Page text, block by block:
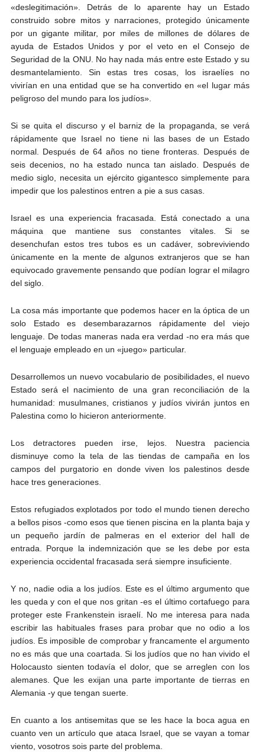
«deslegitimación». Detrás de lo aparente hay un Estado
construido sobre mitos y narraciones, protegido únicamente
por un gigante militar, por miles de millones de dólares de
ayuda de Estados Unidos y por el veto en el Consejo de
Seguridad de la ONU. No hay nada más entre este Estado y su
desmantelamiento. Sin estas tres cosas, los israelíes no
vivirían en una entidad que se ha convertido en «el lugar más
peligroso del mundo para los judíos».
Si se quita el discurso y el barniz de la propaganda, se verá
rápidamente que Israel no tiene ni las bases de un Estado
normal. Después de 64 años no tiene fronteras. Después de
seis decenios, no ha estado nunca tan aislado. Después de
medio siglo, necesita un ejército gigantesco simplemente para
impedir que los palestinos entren a pie a sus casas.
Israel es una experiencia fracasada. Está conectado a una
máquina que mantiene sus constantes vitales. Si se
desenchufan estos tres tubos es un cadáver, sobreviviendo
únicamente en la mente de algunos extranjeros que se han
equivocado gravemente pensando que podían lograr el milagro
del siglo.
La cosa más importante que podemos hacer en la óptica de un
solo Estado es desembarazarnos rápidamente del viejo
lenguaje. De todas maneras nada era verdad -no era más que
el lenguaje empleado en un «juego» particular.
Desarrollemos un nuevo vocabulario de posibilidades, el nuevo
Estado será el nacimiento de una gran reconciliación de la
humanidad: musulmanes, cristianos y judíos vivirán juntos en
Palestina como lo hicieron anteriormente.
Los detractores pueden irse, lejos. Nuestra paciencia
disminuye como la tela de las tiendas de campaña en los
campos del purgatorio en donde viven los palestinos desde
hace tres generaciones.
Estos refugiados explotados por todo el mundo tienen derecho
a bellos pisos -como esos que tienen piscina en la planta baja y
un pequeño jardín de palmeras en el exterior del hall de
entrada. Porque la indemnización que se les debe por esta
experiencia occidental fracasada será siempre insuficiente.
Y no, nadie odia a los judíos. Este es el último argumento que
les queda y con el que nos gritan -es el último cortafuego para
proteger este Frankenstein israelí. No me interesa para nada
escribir las habituales frases para probar que no odio a los
judíos. Es imposible de comprobar y francamente el argumento
no es más que una coartada. Si los judíos que no han vivido el
Holocausto sienten todavía el dolor, que se arreglen con los
alemanes. Que les exijan una parte importante de tierras en
Alemania -y que tengan suerte.
En cuanto a los antisemitas que se les hace la boca agua en
cuanto ven un artículo que ataca Israel, que se vayan a tomar
viento, vosotros sois parte del problema.